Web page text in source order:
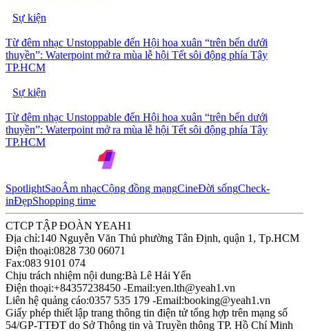
Sự kiện
Từ đêm nhạc Unstoppable đến Hội hoa xuân “trên bến dưới
thuyền”: Waterpoint mở ra mùa lễ hội Tết sôi động phía Tây
TP.HCM
Sự kiện
Từ đêm nhạc Unstoppable đến Hội hoa xuân “trên bến dưới
thuyền”: Waterpoint mở ra mùa lễ hội Tết sôi động phía Tây
TP.HCM
SpotlightSaoÂm nhạcCộng đồng mạngCineĐời sốngCheck-
inĐẹpShopping time
CTCP TẬP ĐOÀN YEAH1
Địa chỉ:140 Nguyễn Văn Thủ phường Tân Định, quận 1, Tp.HCM
Điện thoại:0828 730 06071
Fax:083 9101 074
Chịu trách nhiệm nội dung:Bà Lê Hải Yến
Điện thoại:+84357238450 -Email:yen.lth@yeah1.vn
Liên hệ quảng cáo:0357 535 179 -Email:booking@yeah1.vn
Giấy phép thiết lập trang thông tin điện tử tổng hợp trên mạng số
54/GP-TTĐT do Sở Thông tin và Truyền thông TP. Hồ Chí Minh